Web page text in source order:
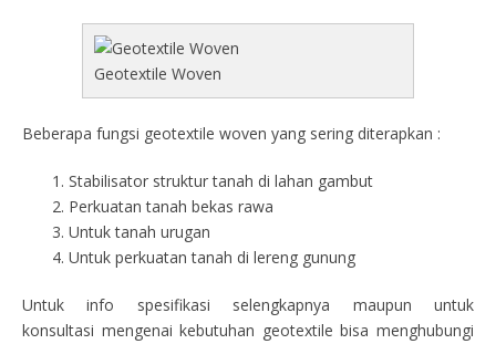
Geotextile Woven
Beberapa fungsi geotextile woven yang sering diterapkan :
Stabilisator struktur tanah di lahan gambut
Perkuatan tanah bekas rawa
Untuk tanah urugan
Untuk perkuatan tanah di lereng gunung
Untuk info spesifikasi selengkapnya maupun untuk
konsultasi mengenai kebutuhan geotextile bisa menghubungi